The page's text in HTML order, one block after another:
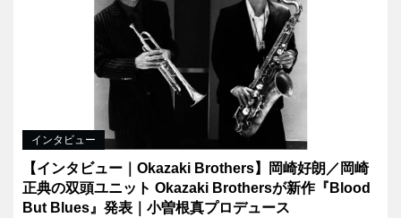
インタビュー
【インタビュー｜Okazaki Brothers】岡崎好朗／岡崎
正典の双頭ユニット Okazaki Brothersが新作『Blood
But Blues』発表｜小曽根真プロデュース